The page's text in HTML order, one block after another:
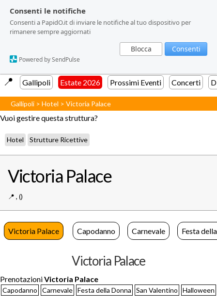
Consenti le notifiche
Consenti a PapidO.it di inviare le notifiche al tuo dispositivo per
rimanere sempre aggiornati
Blocca Consenti
Powered by SendPulse
Consenti le notifiche
Consenti a PapidO.it di inviare le notifiche al tuo dispositivo per
rimanere sempre aggiornati
Blocca Consenti
Powered by SendPulse
📍️ Gallipoli Estate 2026 Prossimi Eventi Concerti
Gallipoli >Hotel >Victoria Palace
Vuoi gestire questa struttura?
Hotel Strutture Ricettive
Victoria Palace
📍️ , ()
Victoria Palace Capodanno Carnevale Festa
Victoria Palace
PrenotazioniVictoria Palace
Capodanno Carnevale Festa della Donna San Valentino Halloween